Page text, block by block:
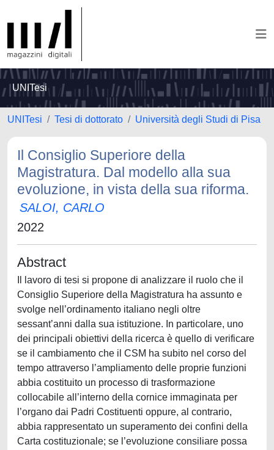
UNITesi
UNITesi Tesi di dottorato Università degli Studi di Pisa
Il Consiglio Superiore della
Magistratura. Dal modello alla sua
evoluzione, in vista della sua riforma.
SALOI, CARLO
2022
Abstract
Il lavoro di tesi si propone di analizzare il ruolo che il
Consiglio Superiore della Magistratura ha assunto e
svolge nell’ordinamento italiano negli oltre
sessant’anni dalla sua istituzione. In particolare, uno
dei principali obiettivi della ricerca è quello di verificare
se il cambiamento che il CSM ha subito nel corso del
tempo attraverso l’ampliamento delle proprie funzioni
abbia costituito un processo di trasformazione
collocabile all’interno della cornice immaginata per
l’organo dai Padri Costituenti oppure, al contrario,
abbia rappresentato un superamento dei confini della
Carta costituzionale; se l’evoluzione consiliare possa